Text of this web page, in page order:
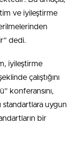
ve iyileştirme
dedi.
iyileştirme
çalıştığını
konferansını,
standartlara uygun
bir